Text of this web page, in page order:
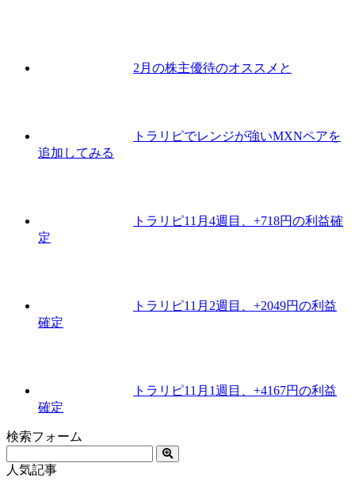
2月の株主優待のオススメと
トラリピでレンジが強いMXNペアを
追加してみる
トラリピ11月4週目、+718円の利益確
定
トラリピ11月2週目、+2049円の利益
確定
トラリピ11月1週目、+4167円の利益
確定
検索フォーム
人気記事